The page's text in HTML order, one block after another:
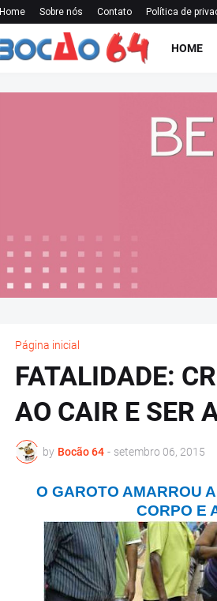
Home Sobre nós Contato Política de
HOME
Página inicial
FATALIDADE:
AO CAIR E SER
by Bocão 64 - setembro 06, 2015
O GAROTO AMARROU
CORPO E